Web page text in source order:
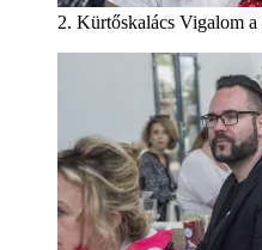
2. Kürtőskalács Vigalom